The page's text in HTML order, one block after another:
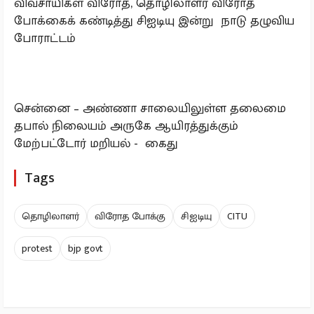
போக்கைக் கண்டித்து சிஐடியு இன்று நாடு தழுவிய
போராட்டம்
சென்னை – அண்ணா சாலையிலுள்ள தலைமை
தபால் நிலையம் அருகே ஆயிரத்துக்கும்
மேற்பட்டோர் மறியல் - கைது
Tags
தொழிலாளர் விரோத போக்கு சிஐடியு
CITU
protest
bjp govt